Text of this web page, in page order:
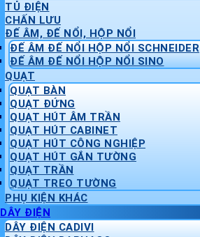
TỦ ĐIỆN
CHẤN LƯU
ĐẾ ÂM, ĐẾ NỔI, HỘP NỔI
ĐẾ ÂM ĐẾ NỔI HỘP NỔI SCHNEIDER
ĐẾ ÂM ĐẾ NỔI HỘP NỔI SINO
QUẠT
QUẠT BÀN
QUẠT ĐỨNG
QUẠT HÚT ÂM TRẦN
QUẠT HÚT CABINET
QUẠT HÚT CÔNG NGHIỆP
QUẠT HÚT GẮN TƯỜNG
QUẠT TRẦN
QUẠT TREO TƯỜNG
PHỤ KIỆN KHÁC
DÂY ĐIỆN
DÂY ĐIỆN CADIVI